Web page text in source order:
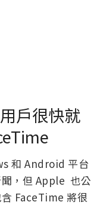
戶很快就
和 Android 平台
聞，但 Apple 也公
FaceTime 將很